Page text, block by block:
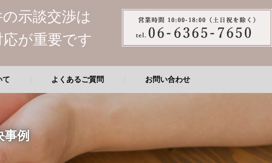
示談交渉は
が重要です
て よくあるご質問 お問い合わせ
事例